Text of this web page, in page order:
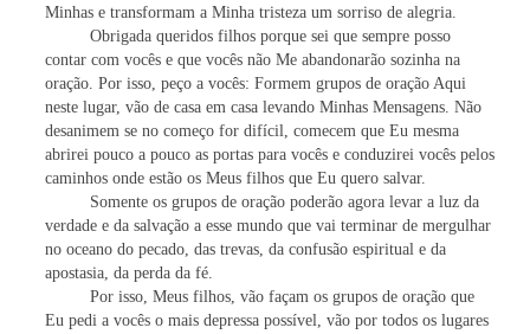
Minhas e transformam a Minha tristeza um sorriso de alegria.
Obrigada queridos filhos porque sei que sempre posso
contar com vocês e que vocês não Me abandonarão sozinha na
oração. Por isso, peço a vocês: Formem grupos de oração Aqui
neste lugar, vão de casa em casa levando Minhas Mensagens. Não
desanimem se no começo for difícil, comecem que Eu mesma
abrirei pouco a pouco as portas para vocês e conduzirei vocês pelos
caminhos onde estão os Meus filhos que Eu quero salvar.
Somente os grupos de oração poderão agora levar a luz da
verdade e da salvação a esse mundo que vai terminar de mergulhar
no oceano do pecado, das trevas, da confusão espiritual e da
apostasia, da perda da fé.
Por isso, Meus filhos, vão façam os grupos de oração que
Eu pedi a vocês o mais depressa possível, vão por todos os lugares